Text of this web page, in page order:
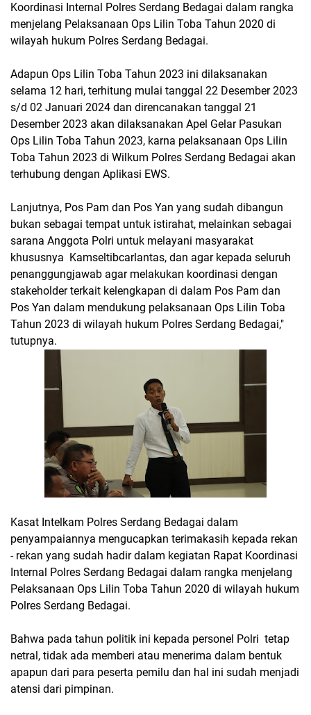
Koordinasi Internal Polres Serdang Bedagai dalam rangka
menjelang Pelaksanaan Ops Lilin Toba Tahun 2020 di
wilayah hukum Polres Serdang Bedagai.
Adapun Ops Lilin Toba Tahun 2023 ini dilaksanakan
selama 12 hari, terhitung mulai tanggal 22 Desember 2023
s/d 02 Januari 2024 dan direncanakan tanggal 21
Desember 2023 akan dilaksanakan Apel Gelar Pasukan
Ops Lilin Toba Tahun 2023, karna pelaksanaan Ops Lilin
Toba Tahun 2023 di Wilkum Polres Serdang Bedagai akan
terhubung dengan Aplikasi EWS.
Lanjutnya, Pos Pam dan Pos Yan yang sudah dibangun
bukan sebagai tempat untuk istirahat, melainkan sebagai
sarana Anggota Polri untuk melayani masyarakat
khususnya Kamseltibcarlantas, dan agar kepada seluruh
penanggungjawab agar melakukan koordinasi dengan
stakeholder terkait kelengkapan di dalam Pos Pam dan
Pos Yan dalam mendukung pelaksanaan Ops Lilin Toba
Tahun 2023 di wilayah hukum Polres Serdang Bedagai,"
tutupnya.
Kasat Intelkam Polres Serdang Bedagai dalam
penyampaiannya mengucapkan terimakasih kepada rekan
- rekan yang sudah hadir dalam kegiatan Rapat Koordinasi
Internal Polres Serdang Bedagai dalam rangka menjelang
Pelaksanaan Ops Lilin Toba Tahun 2020 di wilayah hukum
Polres Serdang Bedagai.
Bahwa pada tahun politik ini kepada personel Polri tetap
netral, tidak ada memberi atau menerima dalam bentuk
apapun dari para peserta pemilu dan hal ini sudah menjadi
atensi dari pimpinan.